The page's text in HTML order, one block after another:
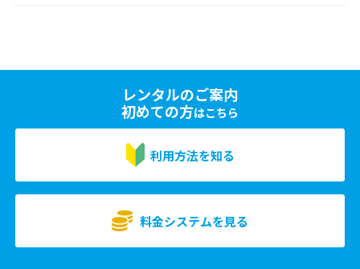
レンタルのご案内
初めての方はこちら
利用方法を知る
料金システムを見る